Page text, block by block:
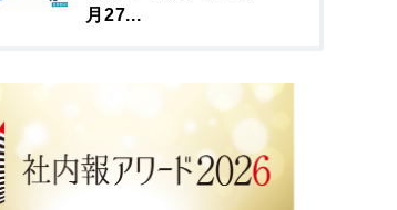
月27...